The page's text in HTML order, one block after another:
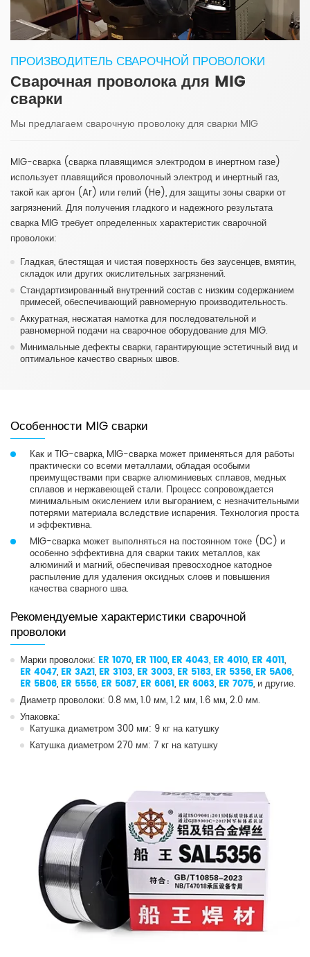
ПРОИЗВОДИТЕЛЬ СВАРОЧНОЙ ПРОВОЛОКИ
Сварочная проволока для MIG
сварки
Мы предлагаем сварочную проволоку для сварки MIG
MIG-сварка (сварка плавящимся электродом в инертном газе)
использует плавящийся проволочный электрод и инертный газ,
такой как аргон (Ar) или гелий (He), для защиты зоны сварки от
загрязнений. Для получения гладкого и надежного результата
сварка MIG требует определенных характеристик сварочной
проволоки:
Гладкая, блестящая и чистая поверхность без заусенцев, вмятин,
складок или других окислительных загрязнений.
Стандартизированный внутренний состав с низким содержанием
примесей, обеспечивающий равномерную производительность.
Аккуратная, несжатая намотка для последовательной и
равномерной подачи на сварочное оборудование для MIG.
Минимальные дефекты сварки, гарантирующие эстетичный вид и
оптимальное качество сварных швов.
Особенности MIG сварки
Как и TIG-сварка, MIG-сварка может применяться для работы
практически со всеми металлами, обладая особыми
преимуществами при сварке алюминиевых сплавов, медных
сплавов и нержавеющей стали. Процесс сопровождается
минимальным окислением или выгоранием, с незначительными
потерями материала вследствие испарения. Технология проста
и эффективна.
MIG-сварка может выполняться на постоянном токе (DC) и
особенно эффективна для сварки таких металлов, как
алюминий и магний, обеспечивая превосходное катодное
распыление для удаления оксидных слоев и повышения
качества сварного шва.
Рекомендуемые характеристики сварочной
проволоки
Марки проволоки: ER 1070, ER 1100, ER 4043, ER 4010, ER 4011,
ER 4047, ER 3A21, ER 3103, ER 3003, ER 5183, ER 5356, ER 5A06,
ER 5B06, ER 5556, ER 5087, ER 6061, ER 6063, ER 7075, и другие.
Диаметр проволоки: 0.8 мм, 1.0 мм, 1.2 мм, 1.6 мм, 2.0 мм.
Упаковка:
Катушка диаметром 300 мм: 9 кг на катушку
Катушка диаметром 270 мм: 7 кг на катушку